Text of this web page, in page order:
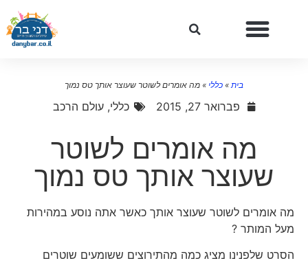
בית» כללי » מה אומרים לשוטר שעוצר אותך טס נמוך
פברואר 27, 2015 כללי,עולם הרכב
מה אומרים לשוטר
שעוצר אותך טס נמוך
מה אומרים לשוטר שעוצר אותך כאשר אתה נוסע במהירות
מעל המותר ?
הסרט שלפנינו מציג כמה מהתירוצים ששומעים שוטרים